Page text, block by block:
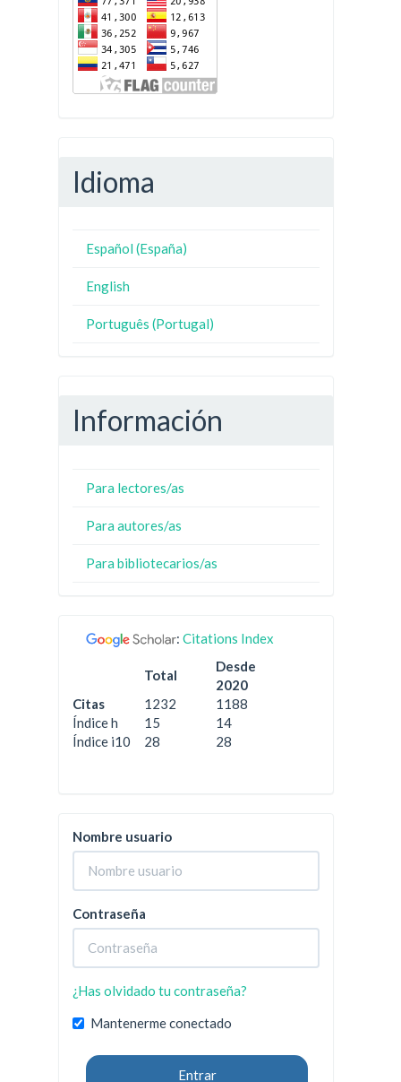
Idioma
Español (España)
English
Português (Portugal)
Información
Para lectores/as
Para autores/as
Para bibliotecarios/as
: Citations Index
Total
Desde
2020
Citas
1232
1188
Índice h
15
14
Índice i10
28 28
Nombre usuario
Contraseña
¿Has olvidado tu contraseña?
Mantenerme conectado
Entrar